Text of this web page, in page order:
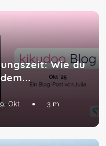
Wie du
Okt 3 m